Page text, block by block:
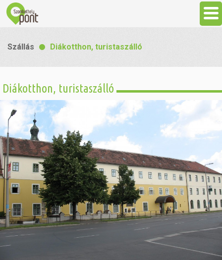
Látnivalók
Gasztronómia
Szállás
Sport
Szabadidő
Szállás Diákotthon, turistaszálló
Diákotthon, turistaszálló